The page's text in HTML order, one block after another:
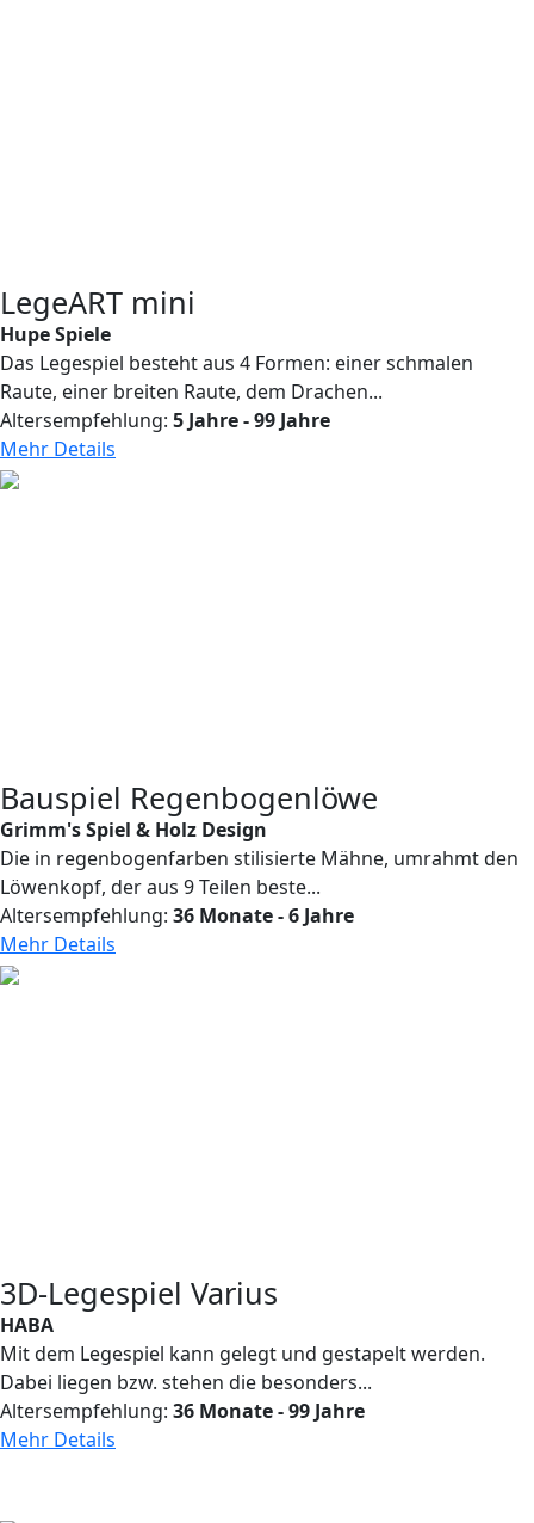
LegeART mini
Hupe Spiele
Das Legespiel besteht aus 4 Formen: einer schmalen
Raute, einer breiten Raute, dem Drachen...
Altersempfehlung: 5 Jahre - 99 Jahre
Mehr Details
Bauspiel Regenbogenlöwe
Grimm's Spiel & Holz Design
Die in regenbogenfarben stilisierte Mähne, umrahmt den
Löwenkopf, der aus 9 Teilen beste...
Altersempfehlung: 36 Monate - 6 Jahre
Mehr Details
3D-Legespiel Varius
HABA
Mit dem Legespiel kann gelegt und gestapelt werden.
Dabei liegen bzw. stehen die besonders...
Altersempfehlung: 36 Monate - 99 Jahre
Mehr Details